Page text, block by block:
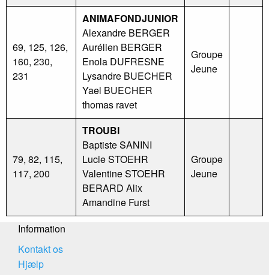
69, 125, 126,
160, 230,
231
ANIMAFONDJUNIOR
Alexandre BERGER
Aurélien BERGER
Enola DUFRESNE
Lysandre BUECHER
Yael BUECHER
thomas ravet
Groupe
Jeune
79, 82, 115,
117, 200
TROUBI
Baptiste SANINI
Lucie STOEHR
Valentine STOEHR
BERARD Alix
Amandine Furst
Groupe
Jeune
Information
Kontakt os
Hjælp